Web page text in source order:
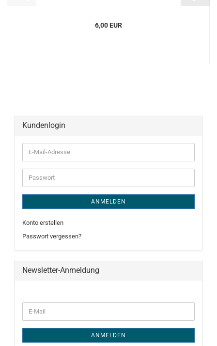
6,00 EUR
Kundenlogin
E-
Mail-
Adresse
Passwort
ANMELDEN
Konto erstellen
Passwort vergessen?
Newsletter-Anmeldung
ZUR
E-
Mail
ANMELDEN